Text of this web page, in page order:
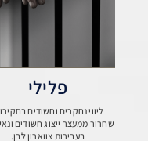
פלילי
ליווי נחקרים וחשודים
שחרור ממעצר ייצוג חשודים
בעבירות צווארון לבן.